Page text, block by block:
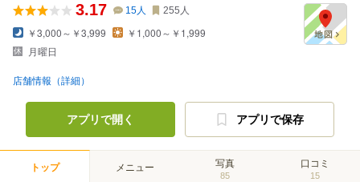
3.17 15人 255 人
￥3,000～￥3,999
￥1,000～￥1,999
月曜日
店舗情報（詳細）
アプリで開く アプリで保存
トップ メニュー 写真
85
口コミ
15